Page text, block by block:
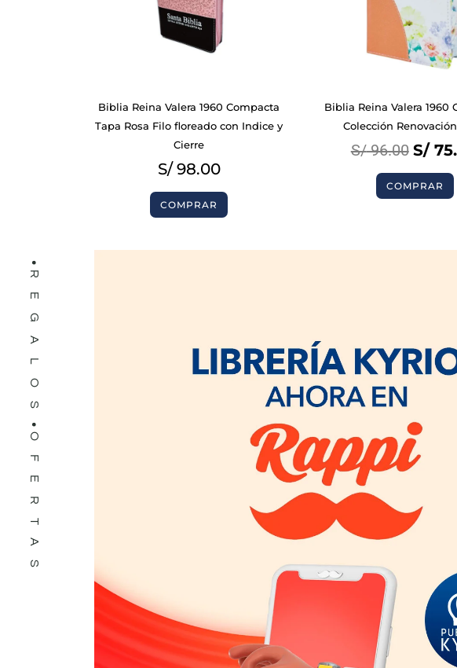
Biblia Reina Valera 1960 Compacta
Tapa Rosa Filo floreado con Indice y
Cierre
S/98.00
COMPRAR
Biblia Reina Valera 1960
Colección
S/96.00 S/
COMPRAR
REGALOS
OFERTAS